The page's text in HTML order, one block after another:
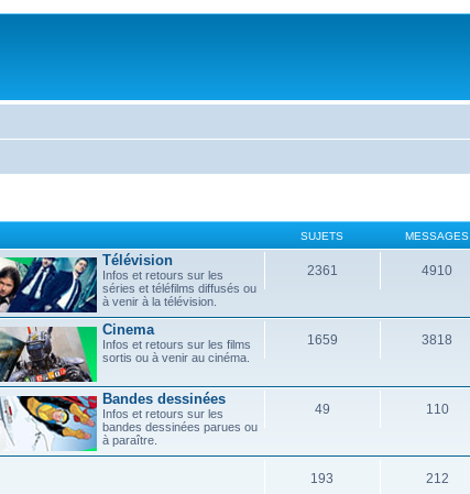
SUJETS MESSAGES
Télévision
Infos et retours sur les
séries et téléfilms diffusés ou
à venir à la télévision.
2361 4910
Cinema
Infos et retours sur les films
sortis ou à venir au cinéma.
1659 3818
Bandes dessinées
Infos et retours sur les
bandes dessinées parues ou
à paraître.
49 110
193 212